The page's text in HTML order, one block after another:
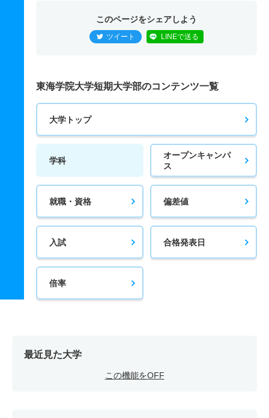
このページをシェアしよう
ツイート LINEで送る
東海学院大学短期大学部のコンテンツ一覧
大学トップ
学科
オープンキャンパ
ス
就職・資格 偏差値
入試 合格発表日
倍率
最近見た大学
この機能をOFF